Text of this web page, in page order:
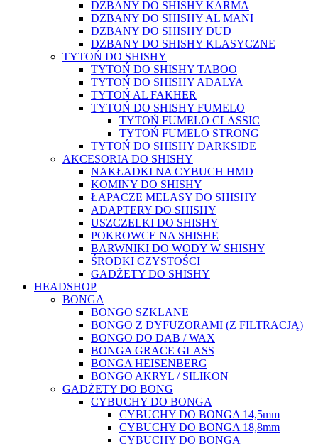
DZBANY DO SHISHY KARMA
DZBANY DO SHISHY AL MANI
DZBANY DO SHISHY DUD
DZBANY DO SHISHY KLASYCZNE
TYTOŃ DO SHISHY
TYTOŃ DO SHISHY TABOO
TYTOŃ DO SHISHY ADALYA
TYTOŃ AL FAKHER
TYTOŃ DO SHISHY FUMELO
TYTOŃ FUMELO CLASSIC
TYTOŃ FUMELO STRONG
TYTOŃ DO SHISHY DARKSIDE
AKCESORIA DO SHISHY
NAKŁADKI NA CYBUCH HMD
KOMINY DO SHISHY
ŁAPACZE MELASY DO SHISHY
ADAPTERY DO SHISHY
USZCZELKI DO SHISHY
POKROWCE NA SHISHE
BARWNIKI DO WODY W SHISHY
ŚRODKI CZYSTOŚCI
GADŻETY DO SHISHY
HEADSHOP
BONGA
BONGO SZKLANE
BONGO Z DYFUZORAMI (Z FILTRACJĄ)
BONGO DO DAB / WAX
BONGA GRACE GLASS
BONGA HEISENBERG
BONGO AKRYL / SILIKON
GADŻETY DO BONG
CYBUCHY DO BONGA
CYBUCHY DO BONGA 14,5mm
CYBUCHY DO BONGA 18,8mm
CYBUCHY DO BONGA